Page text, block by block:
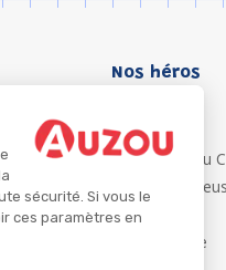
sécurité. Si vous le
ces paramètres en
Nos héros
P'tit Loup
Les Héros du
Les
Migali
Petite Taupe